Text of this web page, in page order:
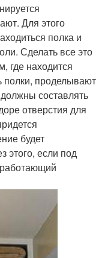
Для этого
полка и
Сделать все это
где находится
проделывают
составлять
отверстия для
будет
этого, если под
работающий